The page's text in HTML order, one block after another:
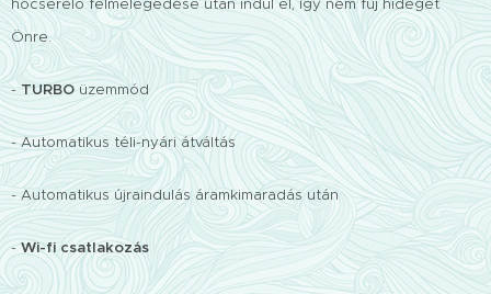
hőcserélő felmelegedése után indul el, így nem fúj hideget
Önre.
- TURBO üzemmód
- Automatikus téli-nyári átváltás
- Automatikus újraindulás áramkimaradás után
-Wi-fi csatlakozás